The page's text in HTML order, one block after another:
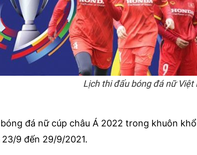
Lịch thi đấu bóng đá nữ Việt
đá nữ cúp châu Á 2022 trong khuôn
9 đến 29/9/2021.